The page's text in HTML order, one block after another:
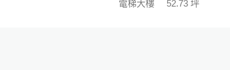
電梯大樓 52.73 坪